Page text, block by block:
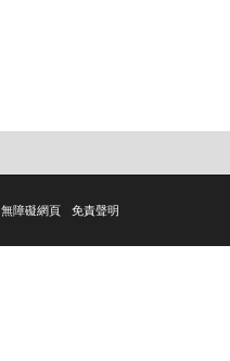
免責聲明
無障礙網頁